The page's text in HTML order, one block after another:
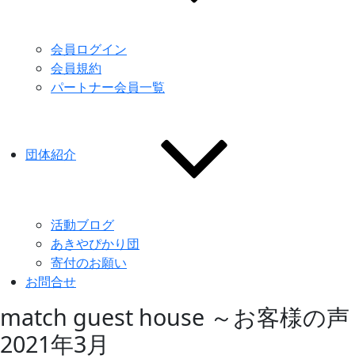
会員ログイン
会員規約
パートナー会員一覧
団体紹介
活動ブログ
あきやぴかり団
寄付のお願い
お問合せ
match guest house ～お客様の声
2021年3月